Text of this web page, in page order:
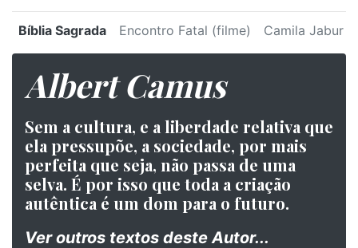
Bíblia Sagrada Encontro Fatal (filme) Camila Jabur
Albert Camus
Sem a cultura, e a liberdade relativa que
ela pressupõe, a sociedade, por mais
perfeita que seja, não passa de uma
selva. É por isso que toda a criação
autêntica é um dom para o futuro.
Ver outros textos deste Autor...